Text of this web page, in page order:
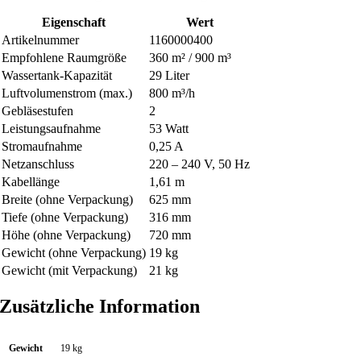
Eigenschaft
Wert
Artikelnummer
1160000400
Empfohlene Raumgröße
360 m² / 900 m³
Wassertank-Kapazität
29 Liter
Luftvolumenstrom (max.)
800 m³/h
Gebläsestufen
2
Leistungsaufnahme
53 Watt
Stromaufnahme
0,25 A
Netzanschluss
220 – 240 V, 50 Hz
Kabellänge
1,61 m
Breite (ohne Verpackung)
625 mm
Tiefe (ohne Verpackung)
316 mm
Höhe (ohne Verpackung)
720 mm
Gewicht (ohne Verpackung) 19 kg
Gewicht (mit Verpackung)
21 kg
Zusätzliche Information
Gewicht 19 kg